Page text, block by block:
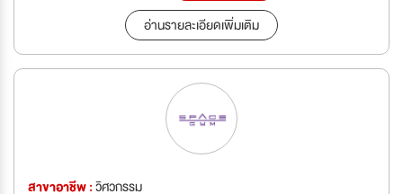
อ่านรายละเอียดเพิ่มเติม
สาขาอาชีพ :วิศวกรรม